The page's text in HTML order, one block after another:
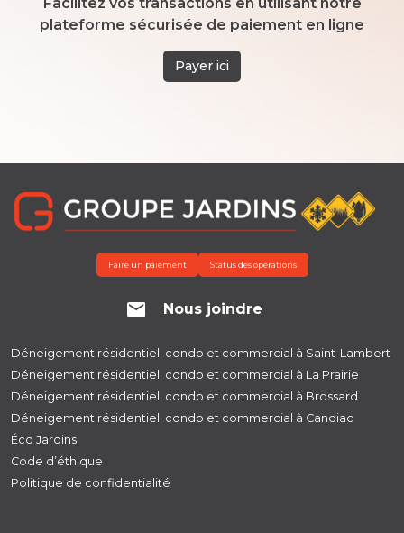
plateforme sécurisée de paiement en ligne
Payer ici
Faire un paiement Status des opérations
Nous joindre
Déneigement résidentiel, condo et commercial à Saint-Lambert
Déneigement résidentiel, condo et commercial à La Prairie
Déneigement résidentiel, condo et commercial à Brossard
Déneigement résidentiel, condo et commercial à Candiac
Éco Jardins
Code d’éthique
Politique de confidentialité